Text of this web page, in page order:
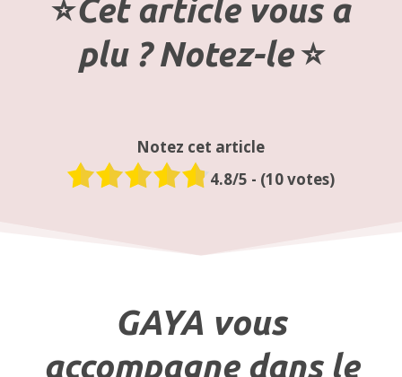
⭐️Cet article vous a
plu ? Notez-le⭐️
Notez cet article
4.8/5 - (10votes)
GAYA vous
accompagne dans le